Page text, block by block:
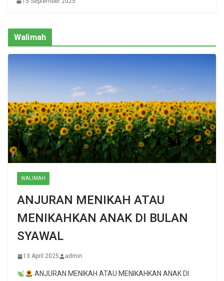
Walimah
WALIMAH
ANJURAN MENIKAH ATAU
MENIKAHKAN ANAK DI BULAN
SYAWAL
13 April 2025 admin
ANJURAN MENIKAH ATAU MENIKAHKAN ANAK DI